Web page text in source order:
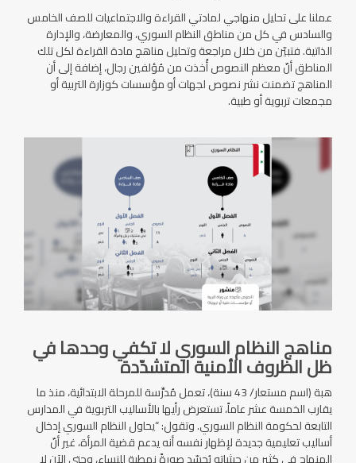
عملنا على تحليل منهاجي لمادتي القراءة والاجتماعيات للصف الخامس
والسادس في كل من مناطق النظام السوري، والمعارضة، والإدارة
الذاتية. فتبيّن من خلال مراجعة وتحليل مناهج مادة القراءة لكل تلك
المناطق أنّ معظم النصوص أُخذت من مُؤلفين رجال، إضافة إلى أن
المناهج تضمنت نشر نصوص لجهات أو مؤسسات كوزارة التربية أو
مجمعات تربوية أو طبية.
مناهج النظام السوري لا تكفي وحدها في
ظل الظروف الأمنية المتشدّدة
هبة (اسم مستعار/ 43 سنة)، تعمل مُدرِّسة للمرحلة الابتدائية، منذ ما
يقارب الخمسة عشر عاماً، تستعرض رأيها بالأساليب التربوية في المدارس
التابعة لحكومة النظام السوري. وتقول: “يحاول النظام السوري إدخال
أساليب تعليمية جديدة لإظهار نفسه أنه يدعم قضية المرأة، غير أنّ